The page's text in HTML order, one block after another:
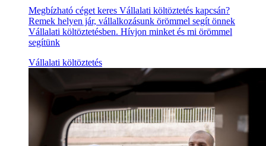
Megbízható céget keres Vállalati költöztetés kapcsán?
Remek helyen jár, vállalkozásunk örömmel segít önnek
Vállalati költöztetésben. Hívjon minket és mi örömmel
segítünk
Vállalati költöztetés